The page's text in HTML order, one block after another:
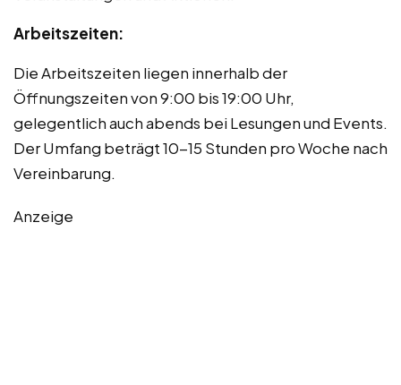
Arbeitszeiten:
Die Arbeitszeiten liegen innerhalb der
Öffnungszeiten von 9:00 bis 19:00 Uhr,
gelegentlich auch abends bei Lesungen und Events.
Der Umfang beträgt 10-15 Stunden pro Woche nach
Vereinbarung.
Anzeige